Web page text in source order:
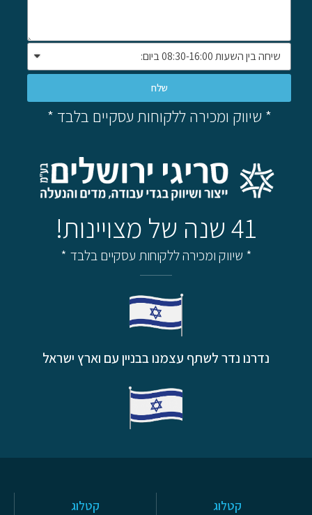
שלח
* שיווק ומכירה ללקוחות עסקיים בלבד *
41 שנה של מצויינות!
* שיווק ומכירה ללקוחות עסקיים בלבד *
נדרנו נדר לשתף עצמנו בבניין עם וארץ ישראל
קטלוג קטלוג